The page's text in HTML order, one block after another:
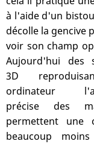
à l'aide d'un
décolle la gencive
voir son champ
Aujourd'hui des
3D
ordinateur
précise des
permettent une
beaucoup